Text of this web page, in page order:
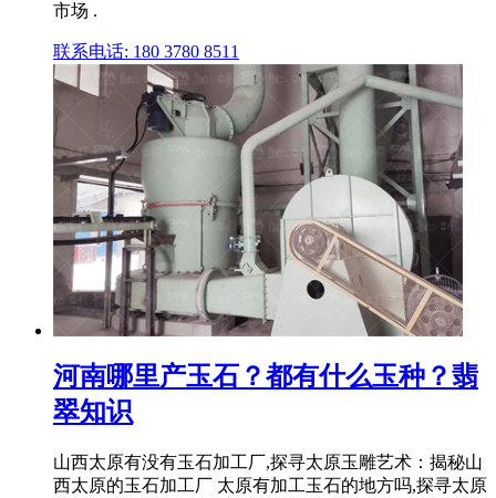
市场 .
联系电话: 180 3780 8511
河南哪里产玉石？都有什么玉种？翡
翠知识
山西太原有没有玉石加工厂,探寻太原玉雕艺术：揭秘山
西太原的玉石加工厂 太原有加工玉石的地方吗,探寻太原